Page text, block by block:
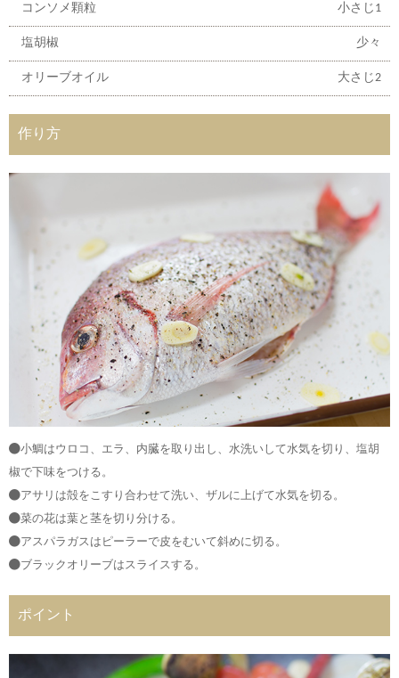
コンソメ顆粒 小さじ1
塩胡椒 少々
オリーブオイル 大さじ2
作り方
小鯛はウロコ、エラ、内臓を取り出し、水洗いして水気を切り、塩胡
椒で下味をつける。
アサリは殻をこすり合わせて洗い、ザルに上げて水気を切る。
菜の花は葉と茎を切り分ける。
アスパラガスはピーラーで皮をむいて斜めに切る。
ブラックオリーブはスライスする。
ポイント